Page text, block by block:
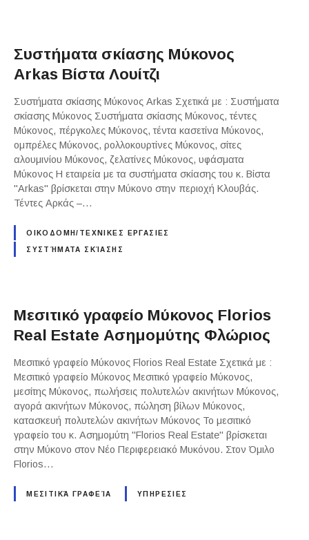
Συστήματα σκίασης Μύκονος
Arkas Βίστα Λουίτζι
Συστήματα σκίασης Μύκονος Arkas Σχετικά με : Συστήματα
σκίασης Μύκονος Συστήματα σκίασης Μύκονος, τέντες
Μύκονος, πέργκολες Μύκονος, τέντα κασετίνα Μύκονος,
ομπρέλες Μύκονος, ρολλοκουρτίνες Μύκονος, σίτες
αλουμινίου Μύκονος, ζελατίνες Μύκονος, υφάσματα
Μύκονος Η εταιρεία με τα συστήματα σκίασης του κ. Βίστα
"Arkas" βρίσκεται στην Μύκονο στην περιοχή Κλουβάς.
Τέντες Αρκάς –…
ΟΙΚΟΔΟΜΗ/ΤΕΧΝΙΚΕΣ ΕΡΓΑΣΙΕΣ
ΣΥΣΤΉΜΑΤΑ ΣΚΊΑΣΗΣ
Μεσιτικό γραφείο Μύκονος Florios
Real Estate Ασημομύτης Φλώριος
Μεσιτικό γραφείο Μύκονος Florios Real Estate Σχετικά με :
Μεσιτικό γραφείο Μύκονος Μεσιτικό γραφείο Μύκονος,
μεσίτης Μύκονος, πωλήσεις πολυτελών ακινήτων Μύκονος,
αγορά ακινήτων Μύκονος, πώληση βίλων Μύκονος,
κατασκευή πολυτελών ακινήτων Μύκονος Το μεσιτικό
γραφείο του κ. Ασημομύτη "Florios Real Estate" βρίσκεται
στην Μύκονο στον Νέο Περιφερειακό Μυκόνου. Στον Όμιλο
Florios…
ΜΕΣΙΤΙΚΆ ΓΡΑΦΕΊΑ ΥΠΗΡΕΣΙΕΣ